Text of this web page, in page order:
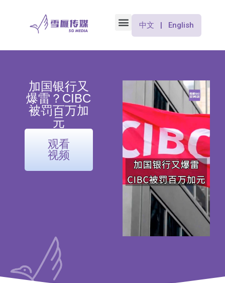
中文 | English
加国银行又
爆雷？CIBC
被罚百万加
元
观看
视频